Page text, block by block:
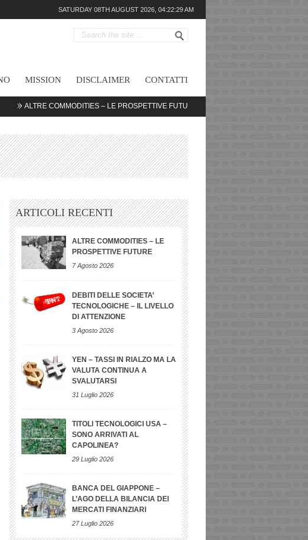
SATURDAY 08TH AUGUST 2026, 04:22:29 AM
MISSION DISCLAIMER CONTATTI
COMMODITIES – LE PROSPETTIVE FUTURE DEBITI DELLE SOCIETA’
ARTICOLI RECENTI
ALTRE COMMODITIES – LE
PROSPETTIVE FUTURE
7 Agosto 2026
DEBITI DELLE SOCIETA’
TECNOLOGICHE – IL LIVELLO
DI ATTENZIONE
3 Agosto 2026
YEN – TASSI IN RIALZO MA LA
VALUTA CONTINUA A
SVALUTARSI
31 Luglio 2026
TITOLI TECNOLOGICI USA –
SONO ARRIVATI AL
CAPOLINEA?
29 Luglio 2026
BANCA DEL GIAPPONE –
L’AGO DELLA BILANCIA DEI
MERCATI FINANZIARI
27 Luglio 2026